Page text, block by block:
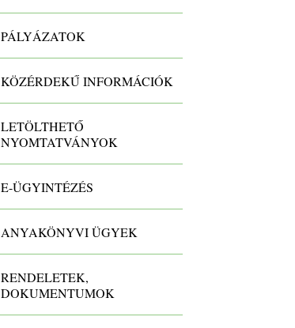
Szervezeti és Működési
SZMSZ
PÁLYÁZATOK
KÖZÉRDEKŰ INFORMÁCIÓK
LETÖLTHETŐ
NYOMTATVÁNYOK
E-ÜGYINTÉZÉS
ANYAKÖNYVI ÜGYEK
RENDELETEK,
DOKUMENTUMOK